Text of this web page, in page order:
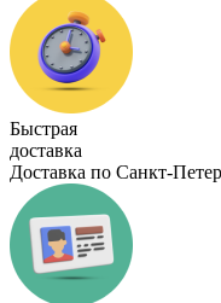
Быстрая
доставка
Доставка по Санкт-